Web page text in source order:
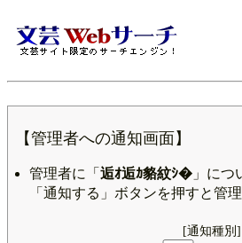
【管理者への通知画面】
管理者に「 逅ｵ逅ｶ貉紋ｼ� 」につ
「通知する」ボタンを押すと管
[通知種別]